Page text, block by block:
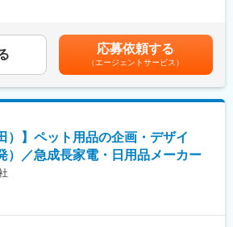
定める業務
向上
価交渉・管理/納期調整
応
、単なる処方設計ではなく、生活者の“体験”そ
割です。スキンケアやサプリ、プロテイン、ペ
品まで多彩なカテゴリで、まだ言葉にならない
定に基づき決定します。■賞与：年1回（職位及
に基づく）賃金はあくまでも目安の金額であ
上下する可能性があります。月給(月額)は固定手
す。
応募依頼する
（エージェントサービス）
）】ペット用品の企画・デザイ
）／急成長家電・日用品メーカー